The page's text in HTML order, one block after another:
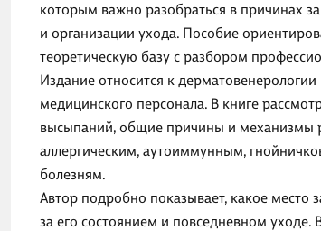
которым важно разобраться в причинах
и организации ухода. Пособие
теоретическую базу с разбором
Издание относится к
медицинского персонала. В книге
высыпаний, общие причины и механизмы
аллергическим, аутоиммунным,
болезням.
Автор подробно показывает, какое место
за его состоянием и повседневном